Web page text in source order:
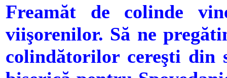
Freamăt de colinde
viişorenilor. Să ne
colindătorilor cereşti din